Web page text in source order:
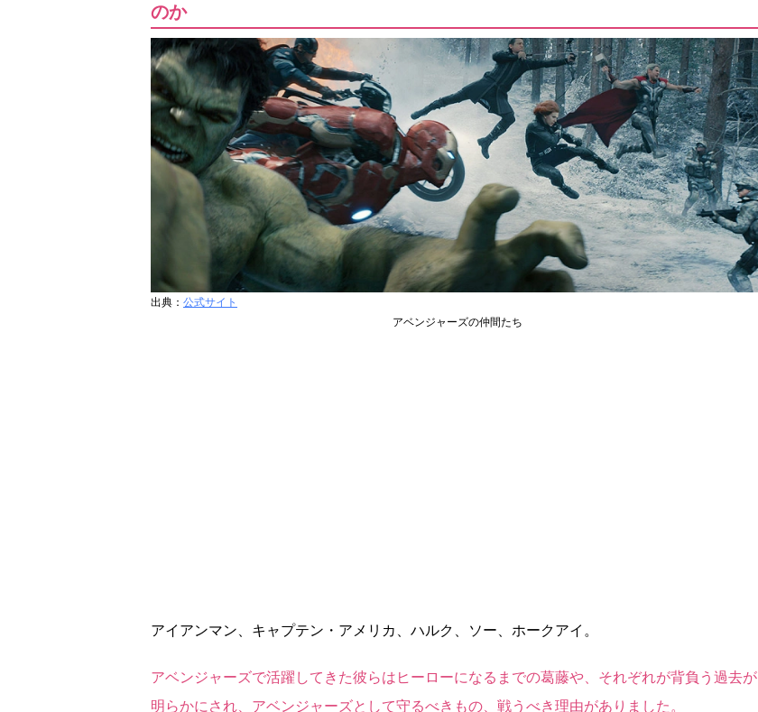
のか
出典： 公式サイト
アベンジャーズの仲間たち
アイアンマン、キャプテン・アメリカ、ハルク、ソー、ホークアイ。
アベンジャーズで活躍してきた彼らはヒーローになるまでの葛藤や、それぞれが背負う過去が
明らかにされ、アベンジャーズとして守るべきもの、戦うべき理由がありました。